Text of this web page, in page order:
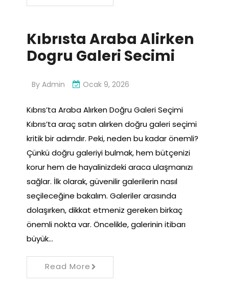
Kıbrısta Araba Alirken
Dogru Galeri Secimi
By Admin Ocak 9, 2026
Kıbrıs’ta Araba Alırken Doğru Galeri Seçimi
Kıbrıs’ta araç satın alırken doğru galeri seçimi
kritik bir adımdır. Peki, neden bu kadar önemli?
Çünkü doğru galeriyi bulmak, hem bütçenizi
korur hem de hayalinizdeki araca ulaşmanızı
sağlar. İlk olarak, güvenilir galerilerin nasıl
seçileceğine bakalım. Galeriler arasında
dolaşırken, dikkat etmeniz gereken birkaç
önemli nokta var. Öncelikle, galerinin itibarı
büyük…
Read More